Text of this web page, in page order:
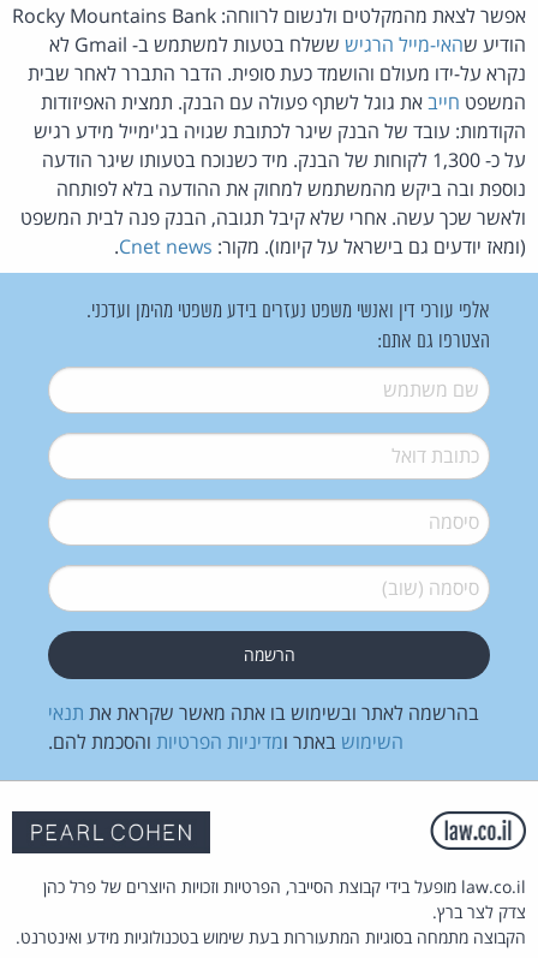
אפשר לצאת מהמקלטים ולנשום לרווחה: Rocky Mountains Bank
הודיע שהאי-מייל הרגיש
ששלח בטעות למשתמש ב- Gmail לא
נקרא על-ידו מעולם והושמד כעת סופית. הדבר התברר לאחר שבית
המשפט חייבאת גוגל לשתף פעולה עם הבנק. תמצית האפיזודות
הקודמות: עובד של הבנק שיגר לכתובת שגויה בג'ימייל מידע רגיש
על כ- 1,300 לקוחות של הבנק. מיד כשנוכח בטעותו שיגר הודעה
נוספת ובה ביקש מהמשתמש למחוק את ההודעה בלא לפותחה
ולאשר שכך עשה. אחרי שלא קיבל תגובה, הבנק פנה לבית המשפט
(ומאז יודעים גם בישראל על קיומו). מקור: Cnet news
.
אלפי עורכי דין ואנשי משפט נעזרים בידע משפטי מהימן ועדכני.
הצטרפו גם אתם:
שם משתמש*
דואל*
סיסמה*
סיסמה (שוב)*
בהרשמה לאתר ובשימוש בו אתה מאשר שקראת את תנאי
השימוש באתר ומדיניות הפרטיות והסכמת להם.
law.co.il מופעל בידי קבוצת הסייבר, הפרטיות וזכויות היוצרים של פרל כהן
צדק לצר ברץ.
הקבוצה מתמחה בסוגיות המתעוררות בעת שימוש בטכנולוגיות מידע ואינטרנט.